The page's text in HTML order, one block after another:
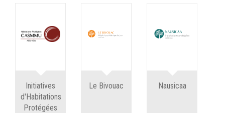
Initiatives
d'Habitations
Protégées
Le Bivouac Nausicaa